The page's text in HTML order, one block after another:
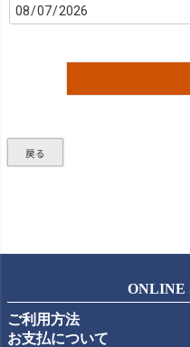
(必
須)
戻る
ONLINE
ご利用方法
お支払について